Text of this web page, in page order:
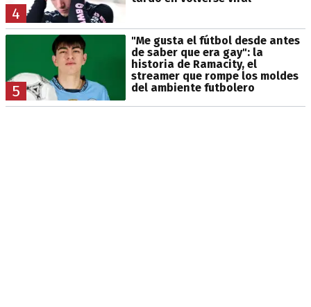
4
5
"Me gusta el fútbol desde antes
de saber que era gay": la
historia de Ramacity, el
streamer que rompe los moldes
del ambiente futbolero